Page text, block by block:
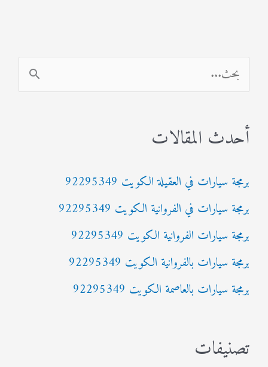
ل
ح
ع
ن
:
أحدث المقالات
برمجة سيارات في العقيلة الكويت 92295349
برمجة سيارات في الفروانية الكويت 92295349
برمجة سيارات الفروانية الكويت 92295349
برمجة سيارات بالفروانية الكويت 92295349
برمجة سيارات بالعاصمة الكويت 92295349
تصنيفات